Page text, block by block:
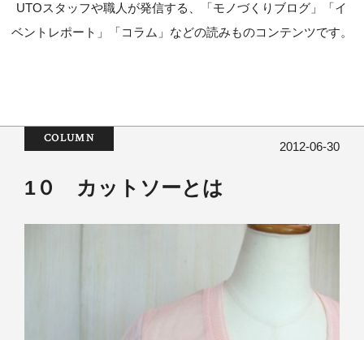
UTOスタッフや職人が発信する、「モノづくりブログ」「イ
ベントレポート」「コラム」などの読みものコンテンツです。
COLUMN
2012-06-30
1０ カットソーとは